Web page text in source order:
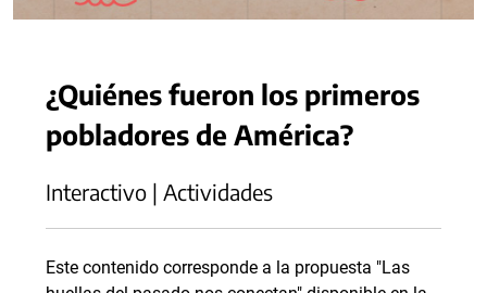
¿Quiénes fueron los primeros
pobladores de América?
Interactivo | Actividades
Este contenido corresponde a la propuesta "Las